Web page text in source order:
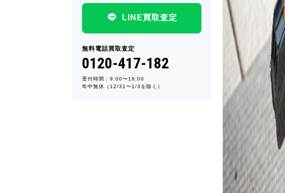
LINE買取査定
無料電話買取査定
0120-417-182
受付時間：9:00〜18:00
年中無休（12/31〜1/3を除く）